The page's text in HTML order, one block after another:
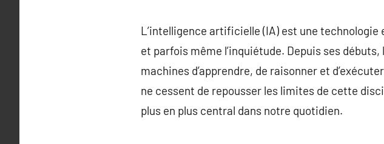
L’intelligence artificielle (IA) est une
et parfois même l’inquiétude. Depuis ses
machines d’apprendre, de raisonner et
ne cessent de repousser les limites de cette
plus en plus central dans notre quotidien.